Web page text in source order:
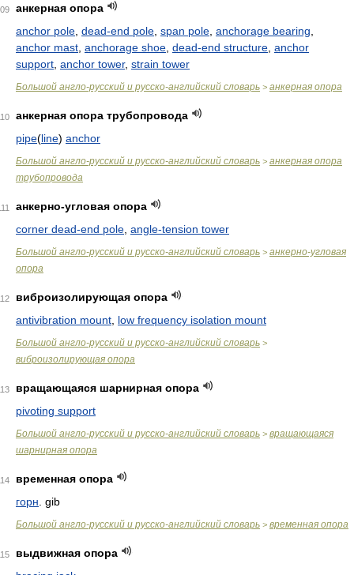
анкерная опора
anchor pole dead-end pole span pole anchorage bearing
anchor mast anchorage shoe dead-end structure anchor
support anchor tower, strain tower
Большой англо-русский и русско-английский словарь > анкерная опора
анкерная опора трубопровода
pipe(line) anchor
Большой англо-русский и русско-английский словарь > анкерная опора
трубопровода
анкерно-угловая опора
corner dead-end pole angle-tension tower
Большой англо-русский и русско-английский словарь > анкерно-угловая
опора
виброизолирующая опора
antivibration mount low frequency isolation mount
Большой англо-русский и русско-английский словарь >
виброизолирующая опора
вращающаяся шарнирная опора
pivoting support
Большой англо-русский и русско-английский словарь > вращающаяся
шарнирная опора
временная опора
горн . gib
Большой англо-русский и русско-английский словарь > временная опора
выдвижная опора